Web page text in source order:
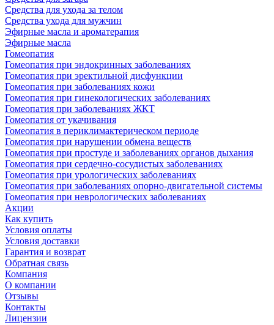
Средства для ухода за телом
Средства ухода для мужчин
Эфирные масла и ароматерапия
Эфирные масла
Гомеопатия
Гомеопатия при эндокринных заболеваниях
Гомеопатия при эректильной дисфункции
Гомеопатия при заболеваниях кожи
Гомеопатия при гинекологических заболеваниях
Гомеопатия при заболеваниях ЖКТ
Гомеопатия от укачивания
Гомеопатия в периклимактерическом периоде
Гомеопатия при нарушении обмена веществ
Гомеопатия при простуде и заболеваниях органов дыхания
Гомеопатия при сердечно-сосудистых заболеваниях
Гомеопатия при урологических заболеваниях
Гомеопатия при заболеваниях опорно-двигательной системы
Гомеопатия при неврологических заболеваниях
Акции
Как купить
Условия оплаты
Условия доставки
Гарантия и возврат
Обратная связь
Компания
О компании
Отзывы
Контакты
Лицензии